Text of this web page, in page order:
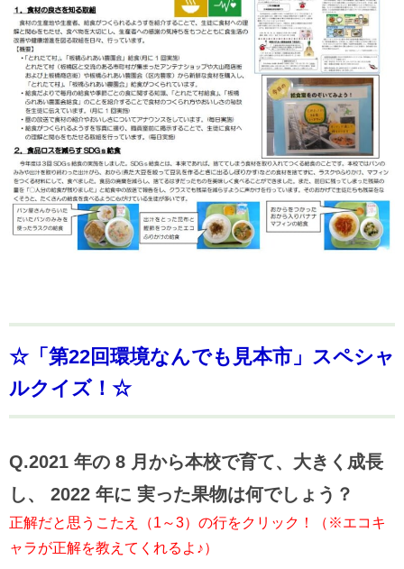
☆「第22回環境なんでも見本市」スペシャ
ルクイズ！☆
Q.2021 年の 8 月から本校で育て、大きく成長
し、 2022 年に 実った果物は何でしょう？
正解だと思うこたえ（1～3）の行をクリック！（※エコキ
ャラが正解を教えてくれるよ♪）